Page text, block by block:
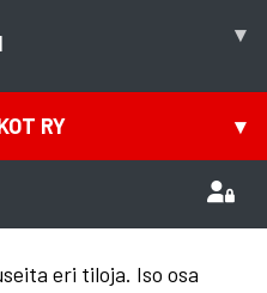
▾
RY ▾
eri tiloja. Iso osa